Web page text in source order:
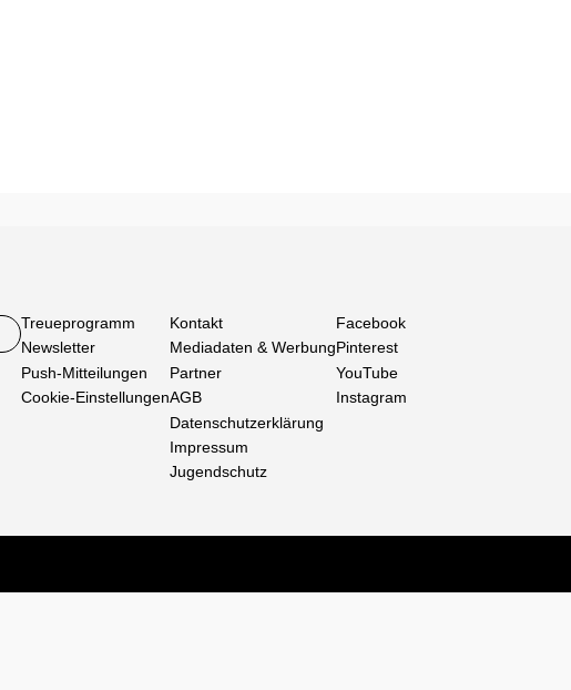
Treueprogramm
Newsletter
Push-Mitteilungen
Cookie-Einstellungen
Kontakt
Mediadaten & Werbung
Partner
AGB
Datenschutzerklärung
Impressum
Jugendschutz
Facebook
Pinterest
YouTube
Instagram